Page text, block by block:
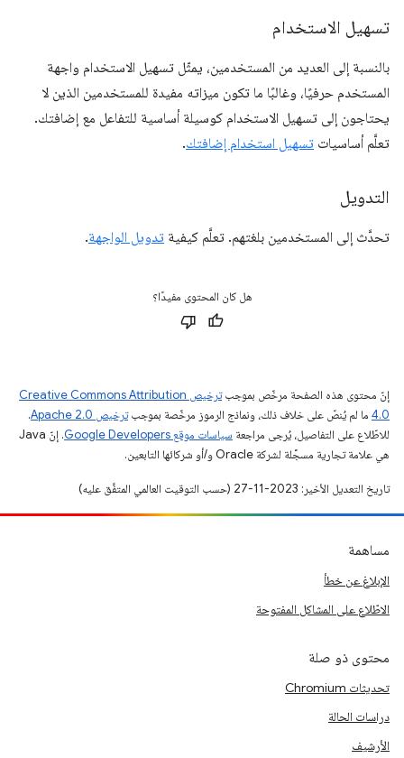
تسهيل الاستخدام
بالنسبة إلى العديد من المستخدمين، يمثّل تسهيل الاستخدام واجهة
المستخدم حرفيًا، وغالبًا ما تكون ميزاته مفيدة للمستخدمين الذين لا
يحتاجون إلى تسهيل الاستخدام كوسيلة أساسية للتفاعل مع إضافتك.
تعلَّم أساسيات تسهيل استخدام إضافتك.
التدويل
تحدَّث إلى المستخدمين بلغتهم. تعلَّم كيفية تدويل الواجهة.
هل كان المحتوى مفيدًا؟
إنّ محتوى هذه الصفحة مرخّص بموجب
ترخيص Creative Commons Attribution
4.0‏ ما لم يُنصّ على خلاف ذلك، ونماذج الرموز مرخّصة بموجبترخيص Apache 2.0‏
.
للاطّلاع على التفاصيل، يُرجى مراجعة سياسات موقع Google Developers‏
. إنّ Java
هي علامة تجارية مسجَّلة لشركة Oracle و/أو شركائها التابعين.
تاريخ التعديل الأخير: 2023-11-27 (حسب التوقيت العالمي المتفَّق عليه)
مساهمة
الإبلاغ عن خطأ
الاطّلاع على المشاكل المفتوحة
محتوى ذو صلة
تحديثات Chromium
دراسات الحالة
الأرشيف